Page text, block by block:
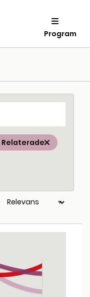
Program
Relaterade